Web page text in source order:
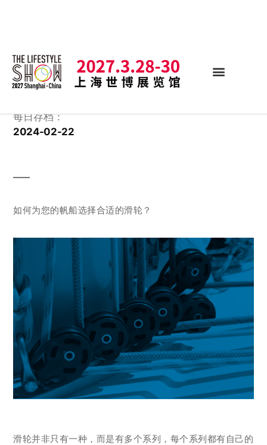
每日存档：
2024-02-22
如何为您的帆船选择合适的滑轮？
滑轮并非只有一种，而是有多个系列，每个系列都有自己的